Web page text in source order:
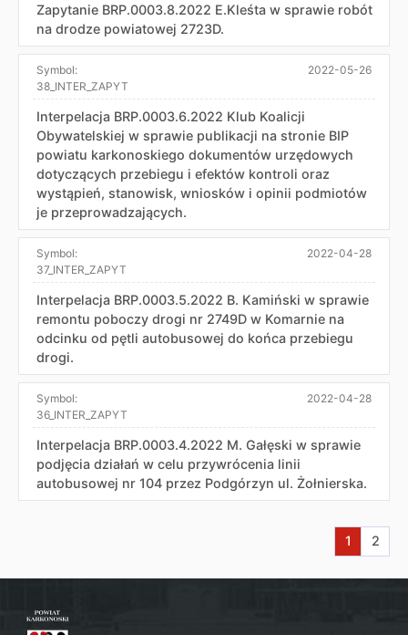
Zapytanie BRP.0003.8.2022 E.Kleśta w sprawie robót
na drodze powiatowej 2723D.
Symbol:
38_INTER_ZAPYT
2022-05-26
Interpelacja BRP.0003.6.2022 Klub Koalicji
Obywatelskiej w sprawie publikacji na stronie BIP
powiatu karkonoskiego dokumentów urzędowych
dotyczących przebiegu i efektów kontroli oraz
wystąpień, stanowisk, wniosków i opinii podmiotów
je przeprowadzających.
Symbol:
37_INTER_ZAPYT
2022-04-28
Interpelacja BRP.0003.5.2022 B. Kamiński w sprawie
remontu poboczy drogi nr 2749D w Komarnie na
odcinku od pętli autobusowej do końca przebiegu
drogi.
Symbol:
36_INTER_ZAPYT
2022-04-28
Interpelacja BRP.0003.4.2022 M. Gałęski w sprawie
podjęcia działań w celu przywrócenia linii
autobusowej nr 104 przez Podgórzyn ul. Żołnierska.
Aktualna
1 2